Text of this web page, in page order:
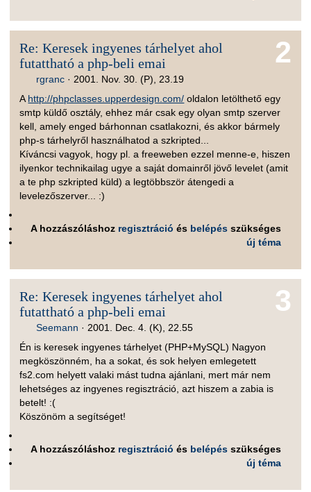
2
Re: Keresek ingyenes tárhelyet ahol
futattható a php-beli emai
rgranc ·2001. Nov. 30. (P), 23.19
A http://phpclasses.upperdesign.com/ oldalon letölthető egy
smtp küldő osztály, ehhez már csak egy olyan smtp szerver
kell, amely enged bárhonnan csatlakozni, és akkor bármely
php-s tárhelyről használhatod a szkripted...
Kíváncsi vagyok, hogy pl. a freeweben ezzel menne-e, hiszen
ilyenkor technikailag ugye a saját domainről jövő levelet (amit
a te php szkripted küld) a legtöbbször átengedi a
levelezőszerver... :)
A hozzászóláshoz regisztráció és belépés szükséges
új téma
3
Re: Keresek ingyenes tárhelyet ahol
futattható a php-beli emai
Seemann ·2001. Dec. 4. (K), 22.55
Én is keresek ingyenes tárhelyet (PHP+MySQL) Nagyon
megköszönném, ha a sokat, és sok helyen emlegetett
fs2.com helyett valaki mást tudna ajánlani, mert már nem
lehetséges az ingyenes regisztráció, azt hiszem a zabia is
betelt! :(
Köszönöm a segítséget!
A hozzászóláshoz regisztráció és belépés szükséges
új téma